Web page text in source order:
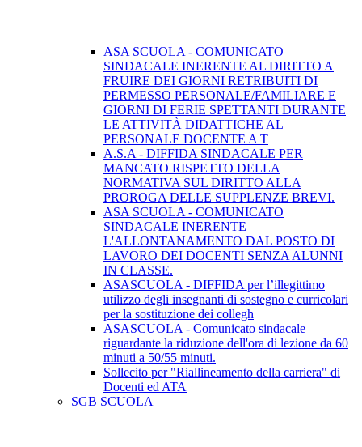
ASA SCUOLA - COMUNICATO
SINDACALE INERENTE AL DIRITTO A
FRUIRE DEI GIORNI RETRIBUITI DI
PERMESSO PERSONALE/FAMILIARE E
GIORNI DI FERIE SPETTANTI DURANTE
LE ATTIVITÀ DIDATTICHE AL
PERSONALE DOCENTE A T
A.S.A - DIFFIDA SINDACALE PER
MANCATO RISPETTO DELLA
NORMATIVA SUL DIRITTO ALLA
PROROGA DELLE SUPPLENZE BREVI.
ASA SCUOLA - COMUNICATO
SINDACALE INERENTE
L'ALLONTANAMENTO DAL POSTO DI
LAVORO DEI DOCENTI SENZA ALUNNI
IN CLASSE.
ASASCUOLA - DIFFIDA per l’illegittimo
utilizzo degli insegnanti di sostegno e curricolari
per la sostituzione dei collegh
ASASCUOLA - Comunicato sindacale
riguardante la riduzione dell'ora di lezione da 60
minuti a 50/55 minuti.
Sollecito per "Riallineamento della carriera" di
Docenti ed ATA
SGB SCUOLA